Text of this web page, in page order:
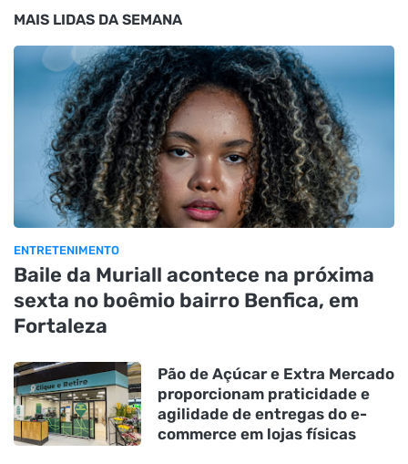
MAIS LIDAS DA SEMANA
ENTRETENIMENTO
Baile da Muriall acontece na próxima
sexta no boêmio bairro Benfica, em
Fortaleza
Pão de Açúcar e Extra Mercado
proporcionam praticidade e
agilidade de entregas do e-
commerce em lojas físicas